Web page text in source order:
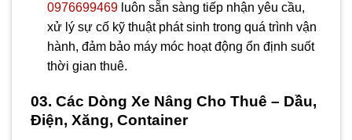
0976699469luôn sẵn sàng tiếp nhận yêu cầu,
xử lý sự cố kỹ thuật phát sinh trong quá trình vận
hành, đảm bảo máy móc hoạt động ổn định suốt
thời gian thuê.
03. Các Dòng Xe Nâng Cho Thuê – Dầu,
Điện, Xăng, Container